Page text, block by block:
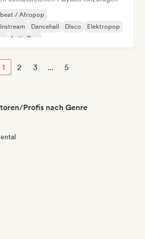
/ Afropop
Dancehall Disco
Elektropop
Latin Pop
1 2 3 ... 5
Profis nach Genre